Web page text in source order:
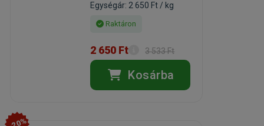
Egységár: 2 650 Ft / kg
Raktáron
2 650 Ft 3 533 Ft
Kosárba